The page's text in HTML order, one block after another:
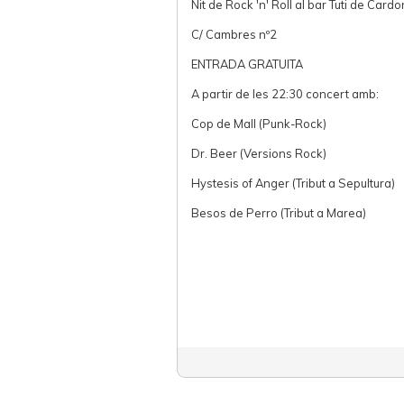
Nit de Rock 'n' Roll al bar Tuti de
C/ Cambres nº2
ENTRADA GRATUITA
A partir de les 22:30 concert amb:
Cop de Mall (Punk-Rock)
Dr. Beer (Versions Rock)
Hystesis of Anger (Tribut a Sepultura)
Besos de Perro (Tribut a Marea)